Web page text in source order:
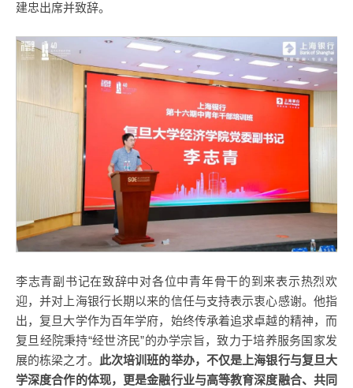
建忠出席并致辞。
李志青副书记在致辞中对各位中青年骨干的到来表示热烈欢
迎，并对上海银行长期以来的信任与支持表示衷心感谢。他指
出，复旦大学作为百年学府，始终传承着追求卓越的精神，而
复旦经院秉持“经世济民”的办学宗旨，致力于培养服务国家发
展的栋梁之才。 此次培训班的举办，不仅是上海银行与复旦大
学深度合作的体现，更是金融行业与高等教育深度融合、共同